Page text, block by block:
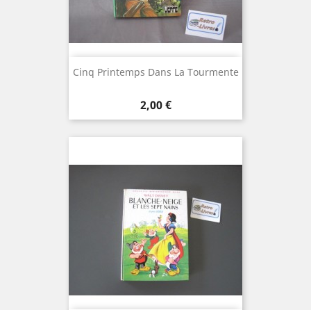
Cinq Printemps Dans La Tourmente
Prix
2,00 €